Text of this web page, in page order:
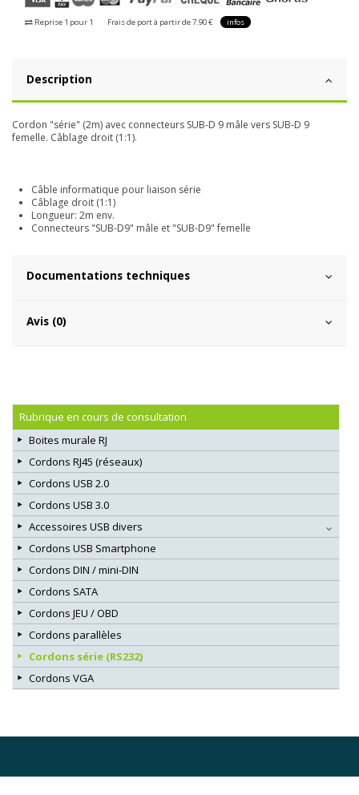
Reprise 1 pour 1 Frais de port à partir de 7.90 € infos
Description
Cordon "série" (2m) avec connecteurs SUB-D 9 mâle vers SUB-D 9
femelle. Câblage droit (1:1).
Câble informatique pour liaison série
Câblage droit (1:1)
Longueur: 2m env.
Connecteurs "SUB-D9" mâle et "SUB-D9" femelle
Documentations techniques
Avis (0)
Rubrique en cours de consultation
Boites murale RJ
Cordons RJ45 (réseaux)
Cordons USB 2.0
Cordons USB 3.0
Accessoires USB divers
Cordons USB Smartphone
Cordons DIN / mini-DIN
Cordons SATA
Cordons JEU / OBD
Cordons parallèles
Cordons série (RS232)
Cordons VGA